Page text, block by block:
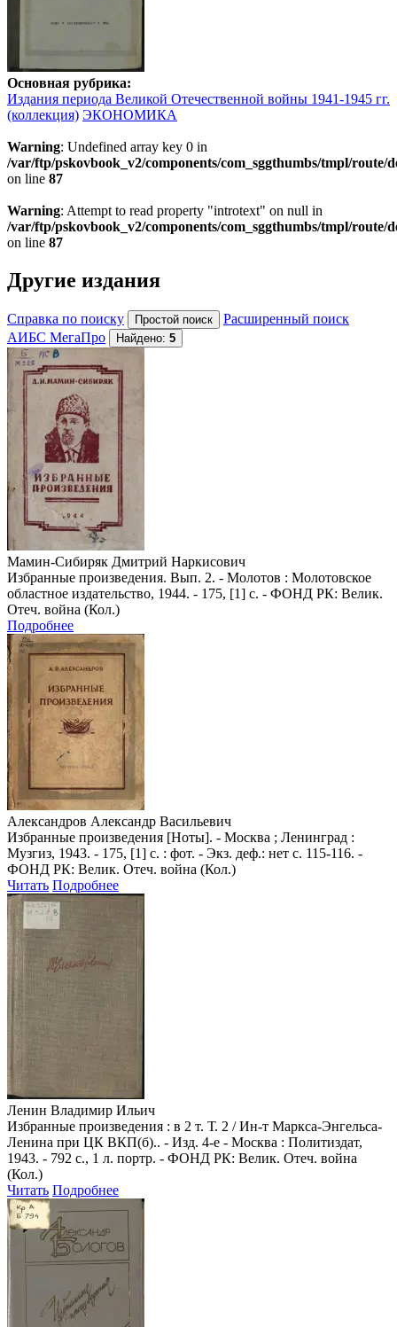
Основная рубрика:
Издания периода Великой Отечественной войны 1941-1945 гг.
(коллекция) ЭКОНОМИКА
Warning: Undefined array key 0 in
/var/ftp/pskovbook_v2/components/com_sggthumbs/tmpl/route/
on line 87
Warning: Attempt to read property "introtext" on null in
/var/ftp/pskovbook_v2/components/com_sggthumbs/tmpl/route/
on line 87
Другие издания
Справка по поиску
Расширенный поиск
АИБС МегаПро
Найдено: 5
Мамин-Сибиряк Дмитрий Наркисович
Избранные произведения. Вып. 2. - Молотов : Молотовское
областное издательство, 1944. - 175, [1] с. - ФОНД РК: Велик.
Отеч. война (Кол.)
Подробнее
Александров Александр Васильевич
Избранные произведения [Ноты]. - Москва ; Ленинград :
Музгиз, 1943. - 175, [1] с. : фот. - Экз. деф.: нет с. 115-116. -
ФОНД РК: Велик. Отеч. война (Кол.)
Читать Подробнее
Ленин Владимир Ильич
Избранные произведения : в 2 т. Т. 2 / Ин-т Маркса-Энгельса-
Ленина при ЦК ВКП(б).. - Изд. 4-е - Москва : Политиздат,
1943. - 792 с., 1 л. портр. - ФОНД РК: Велик. Отеч. война
(Кол.)
Читать Подробнее